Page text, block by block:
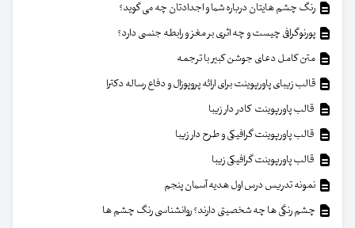
رنگ چشم هایتان درباره شما و اجدادتان چه می گوید؟
پورنوگرافی چیست و چه اثری بر مغز و رابطه جنسی دارد؟
متن کامل دعای جوشن کبیر با ترجمه
قالب زیبای پاورپوینت برای ارائه پروپوزال و دفاع رساله دکترا
قالب پاورپوینت کادر دار زیبا
قالب پاورپوینت گرافیکی و طرح دار زیبا
قالب پاورپوینت گرافیکی زیبا
نمونه تدریس درس اول هدیه آسمان پنجم
چشم رنگی ها چه شخصیتی دارند؟ روانشناسی رنگ چشم ها